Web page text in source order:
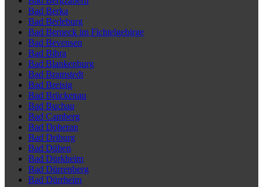
Bad Berka
Bad Berleburg
Bad Berneck im Fichtelgebirge
Bad Bevensen
Bad Bibra
Bad Blankenburg
Bad Bramstedt
Bad Breisig
Bad Brückenau
Bad Buchau
Bad Camberg
Bad Doberan
Bad Driburg
Bad Düben
Bad Dürkheim
Bad Dürrenberg
Bad Dürrheim